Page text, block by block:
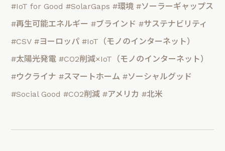
#IoT for Good #SolarGaps #環境 #ソーラーギャップス
#再生可能エネルギー #ブラインド #サステナビリティ
#CSV #ヨーロッパ #IoT（モノのインターネット）
#太陽光発電 #CO2削減×IoT（モノのインターネット）
#ウクライナ #スマートホーム #ソーシャルグッド
#Social Good #CO2削減 #アメリカ #北米